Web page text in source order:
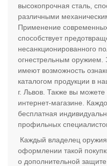
высокопрочная сталь,
различными
Применение
способствует
несанкционированного
огнестрельным оружием.
имеют возможность
каталогом продукции в
г. Львов. Также вы
интернет-магазине.
бесплатная
профильных
Каждый владелец
оформлении такой
о дополнительной